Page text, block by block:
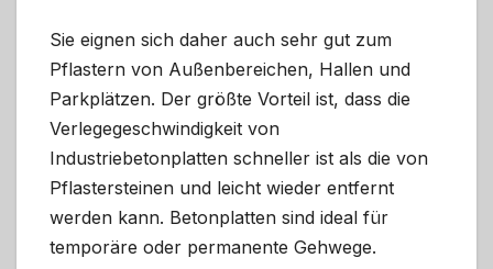
Sie eignen sich daher auch sehr gut zum
Pflastern von Außenbereichen, Hallen und
Parkplätzen. Der größte Vorteil ist, dass die
Verlegegeschwindigkeit von
Industriebetonplatten schneller ist als die von
Pflastersteinen und leicht wieder entfernt
werden kann. Betonplatten sind ideal für
temporäre oder permanente Gehwege.